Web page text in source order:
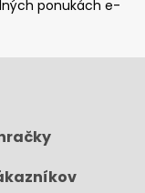
ponukách e-